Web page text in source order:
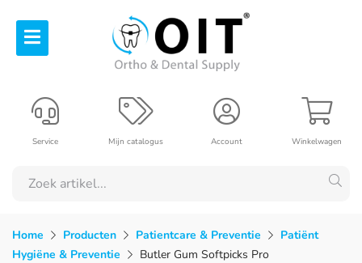
Winkelwagen
Account
Mijn catalogus
Service
Home Producten Patientcare & Preventie
Patiënt
Hygiëne & Preventie
Butler Gum Softpicks Pro